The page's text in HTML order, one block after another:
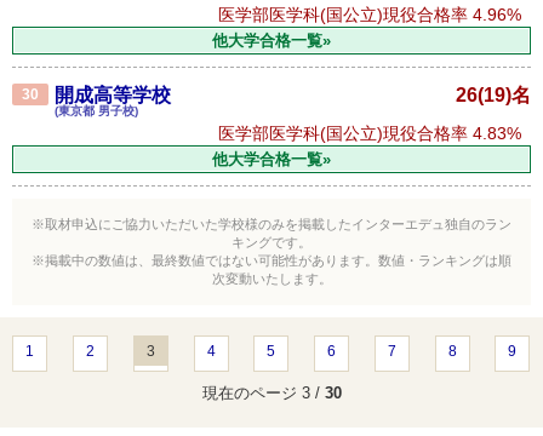
医学部医学科(国公立)現役合格率 4.96%
他大学合格一覧»
30 開成高等学校
(東京都 男子校)
26(19)名
医学部医学科(国公立)現役合格率 4.83%
他大学合格一覧»
※取材申込にご協力いただいた学校様のみを掲載したインターエデュ独自のラン
キングです。
※掲載中の数値は、最終数値ではない可能性があります。数値・ランキングは順
次変動いたします。
1 2 3 4 5 6 7 8 9
現在のページ 3 / 30